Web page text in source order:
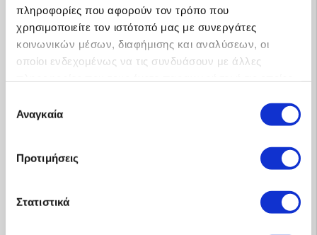
πληροφορίες που αφορούν τον τρόπο που
χρησιμοποιείτε τον ιστότοπό μας με συνεργάτες
κοινωνικών μέσων, διαφήμισης και αναλύσεων, οι
οποίοι ενδεχομένως να τις συνδυάσουν με άλλες
των υπηρεσιών τους.
συγκατάθεσης
Αναγκαία
Προτιμήσεις
Στατιστικά
Προφίλ